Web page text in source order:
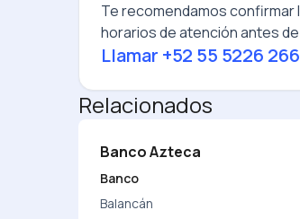
Te recomendamos
horarios de atención antes
Llamar +52 55 5226
Relacionados
Banco Azteca
Banco
Balancán